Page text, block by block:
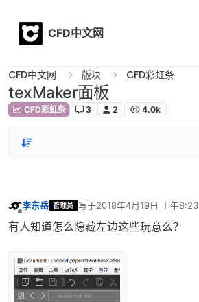
CFD中文网
CFD中文网 版块 CFD彩虹条
texMaker面板
CFD彩虹条 3 2 4.0k
李东岳 管理员 写于2018年4月19日 上午8:23
最后由 编辑
有人知道怎么隐藏左边这些玩意么？